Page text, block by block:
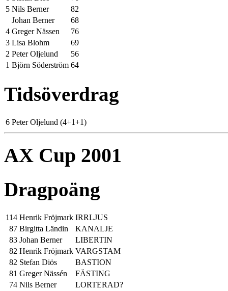
5 Nils Berner
82
Johan Berner
68
4 Greger Nässen
76
3 Lisa Blohm
69
2 Peter Oljelund
56
1 Björn Söderström 64
Tidsöverdrag
6 Peter Oljelund (4+1+1)
AX Cup 2001
Dragpoäng
114 Henrik Fröjmark IRRLJUS
87 Birgitta Ländin
KANALJE
83 Johan Berner
LIBERTIN
82 Henrik Fröjmark VARGSTAM
82 Stefan Diös
BASTION
81 Greger Nässén
FÄSTING
74 Nils Berner
LORTERAD?